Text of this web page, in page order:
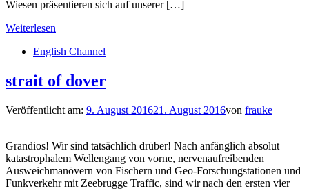
Wiesen präsentieren sich auf unserer […]
Weiterlesen
English Channel
strait of dover
Veröffentlicht am: 9. August 201621. August 2016von frauke
Grandios! Wir sind tatsächlich drüber! Nach anfänglich absolut
katastrophalem Wellengang von vorne, nervenaufreibenden
Ausweichmanövern von Fischern und Geo-Forschungstationen und
Funkverkehr mit Zeebrugge Traffic, sind wir nach den ersten vier